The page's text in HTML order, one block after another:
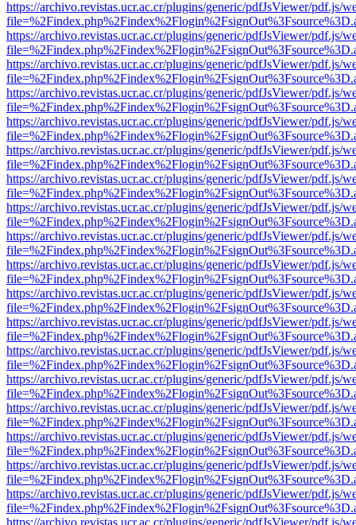
https://archivo.revistas.ucr.ac.cr/plugins/generic/pdfJsViewer/pdf.js/
https://archivo.revistas.ucr.ac.cr/plugins/generic/pdfJsViewer/pdf.js/
https://archivo.revistas.ucr.ac.cr/plugins/generic/pdfJsViewer/pdf.js/
https://archivo.revistas.ucr.ac.cr/plugins/generic/pdfJsViewer/pdf.js/
https://archivo.revistas.ucr.ac.cr/plugins/generic/pdfJsViewer/pdf.js/
https://archivo.revistas.ucr.ac.cr/plugins/generic/pdfJsViewer/pdf.js/
https://archivo.revistas.ucr.ac.cr/plugins/generic/pdfJsViewer/pdf.js/
https://archivo.revistas.ucr.ac.cr/plugins/generic/pdfJsViewer/pdf.js/
https://archivo.revistas.ucr.ac.cr/plugins/generic/pdfJsViewer/pdf.js/
https://archivo.revistas.ucr.ac.cr/plugins/generic/pdfJsViewer/pdf.js/
https://archivo.revistas.ucr.ac.cr/plugins/generic/pdfJsViewer/pdf.js/
https://archivo.revistas.ucr.ac.cr/plugins/generic/pdfJsViewer/pdf.js/
https://archivo.revistas.ucr.ac.cr/plugins/generic/pdfJsViewer/pdf.js/
https://archivo.revistas.ucr.ac.cr/plugins/generic/pdfJsViewer/pdf.js/
https://archivo.revistas.ucr.ac.cr/plugins/generic/pdfJsViewer/pdf.js/
https://archivo.revistas.ucr.ac.cr/plugins/generic/pdfJsViewer/pdf.js/
https://archivo.revistas.ucr.ac.cr/plugins/generic/pdfJsViewer/pdf.js/
https://archivo.revistas.ucr.ac.cr/plugins/generic/pdfJsViewer/pdf.js/
https://archivo.revistas.ucr.ac.cr/plugins/generic/pdfJsViewer/pdf.js/